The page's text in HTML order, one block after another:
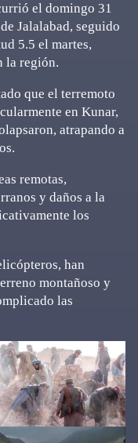
el domingo 31
Jalalabad, seguido
5.5 el martes,
la región.
que el terremoto
en Kunar,
atrapando a
remotas,
y daños a la
los
han
montañoso y
las